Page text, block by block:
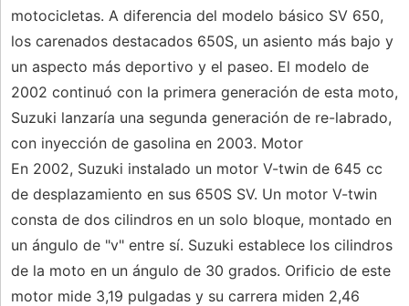
motocicletas. A diferencia del modelo básico SV 650,
los carenados destacados 650S, un asiento más bajo y
un aspecto más deportivo y el paseo. El modelo de
2002 continuó con la primera generación de esta moto,
Suzuki lanzaría una segunda generación de re-labrado,
con inyección de gasolina en 2003. Motor
En 2002, Suzuki instalado un motor V-twin de 645 cc
de desplazamiento en sus 650S SV. Un motor V-twin
consta de dos cilindros en un solo bloque, montado en
un ángulo de "v" entre sí. Suzuki establece los cilindros
de la moto en un ángulo de 30 grados. Orificio de este
motor mide 3,19 pulgadas y su carrera miden 2,46